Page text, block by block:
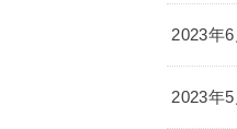
2023年6
2023年5